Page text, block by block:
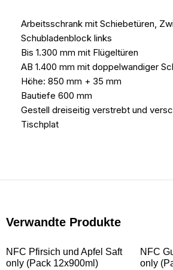
Arbeitsschrank mit Schiebetüren,
Schubladenblock links
Bis 1.300 mm mit Flügeltüren
AB 1.400 mm mit doppelwandiger
Höhe: 850 mm + 35 mm
Bautiefe 600 mm
Gestell dreiseitig verstrebt und
Tischplat
Verwandte Produkte
NFC Pfirsich und Apfel Saft
only (Pack 12x900ml)
NFC
only